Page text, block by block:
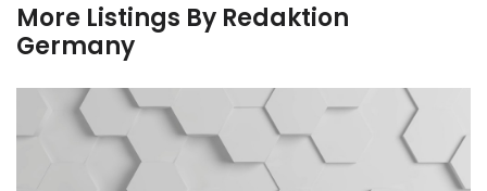
More Listings By Redaktion
Germany